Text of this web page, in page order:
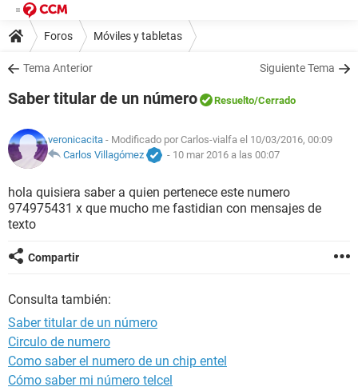
Foros Móviles y tabletas
Tema Anterior Siguiente Tema
Saber titular de un número Resuelto/Cerrado
veronicacita - Modificado por Carlos-vialfa el 10/03/2016, 00:09
Carlos Villagómez
- 10 mar 2016 a las 00:07
hola quisiera saber a quien pertenece este numero
974975431 x que mucho me fastidian con mensajes de
texto
Compartir
Consulta también:
Saber titular de un número
Circulo de numero
Como saber el numero de un chip entel
Cómo saber mi número telcel